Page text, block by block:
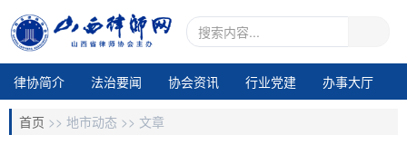
律协简介 法治要闻 协会资讯 行业党建
办事大厅
地市动态
业务交流
首页 >> 地市动态 >> 文章